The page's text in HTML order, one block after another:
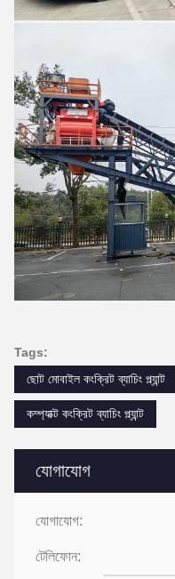
যোগাযোগ
যোগাযোগ:
টেলিফোন:
Tags:
ছোট মোবাইল কংক্রিট ব্যাচিং প্ল্যান্ট
কম্প্যাক্ট কংক্রিট ব্যাচিং প্ল্যান্ট